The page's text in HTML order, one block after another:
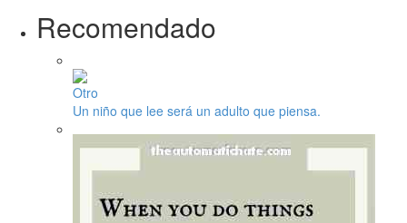
Recomendado
Otro
Un niño que lee será un adulto que piensa.